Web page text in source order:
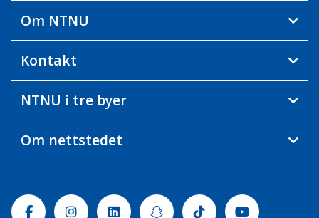
Om NTNU
Kontakt
NTNU i tre byer
Om nettstedet
FacebookInstagramLinkedinSnapchatTiktok Youtube